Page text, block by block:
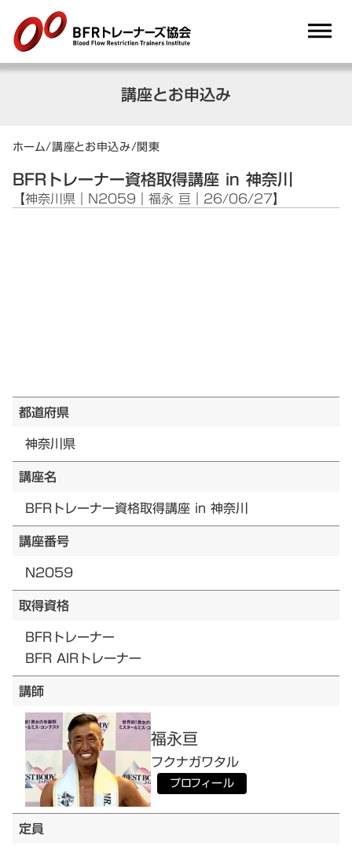
講座とお申込み
ホーム/講座とお申込み/関東
BFRトレーナー資格取得講座 in 神奈川
【神奈川県｜N2059｜福永 亘｜26/06/27】
都道府県
神奈川県
講座名
BFRトレーナー資格取得講座 in 神奈川
講座番号
N2059
取得資格
BFRトレーナー
BFR AIRトレーナー
講師
福永亘
フクナガワタル
プロフィール
定員
dehaze